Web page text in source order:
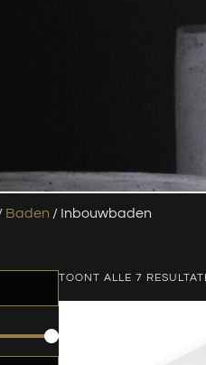
Baden / Inbouwbaden
TOONT ALLE 7